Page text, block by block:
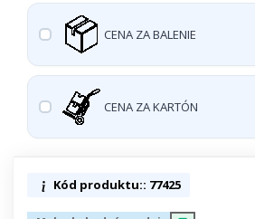
CENA ZA BALENIE
CENA ZA KARTÓN
Kód produktu:: 77425